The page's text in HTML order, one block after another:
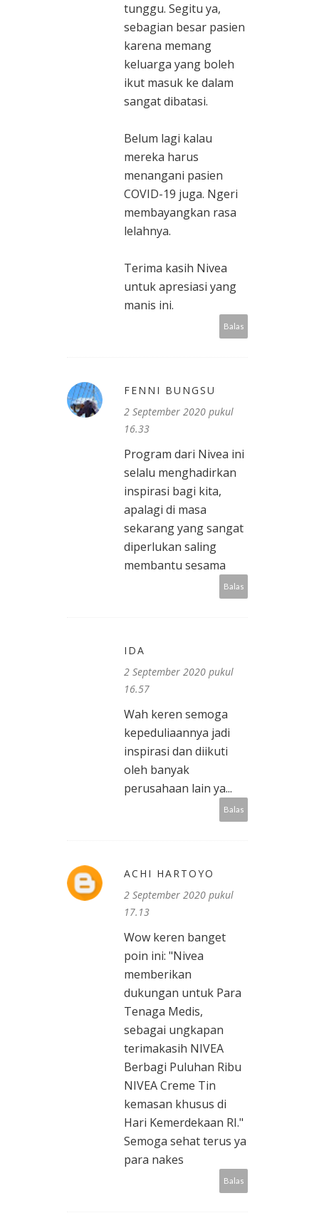
tunggu. Segitu ya,
sebagian besar pasien
karena memang
keluarga yang boleh
ikut masuk ke dalam
sangat dibatasi.
Belum lagi kalau
mereka harus
menangani pasien
COVID-19 juga. Ngeri
membayangkan rasa
lelahnya.
Terima kasih Nivea
untuk apresiasi yang
manis ini.
Balas
FENNI BUNGSU
2 September 2020 pukul
16.33
Program dari Nivea ini
selalu menghadirkan
inspirasi bagi kita,
apalagi di masa
sekarang yang sangat
diperlukan saling
membantu sesama
Balas
IDA
2 September 2020 pukul
16.57
Wah keren semoga
kepeduliaannya jadi
inspirasi dan diikuti
oleh banyak
perusahaan lain ya...
Balas
ACHI HARTOYO
2 September 2020 pukul
17.13
Wow keren banget
poin ini: "Nivea
memberikan
dukungan untuk Para
Tenaga Medis,
sebagai ungkapan
terimakasih NIVEA
Berbagi Puluhan Ribu
NIVEA Creme Tin
kemasan khusus di
Hari Kemerdekaan RI."
Semoga sehat terus ya
para nakes
Balas